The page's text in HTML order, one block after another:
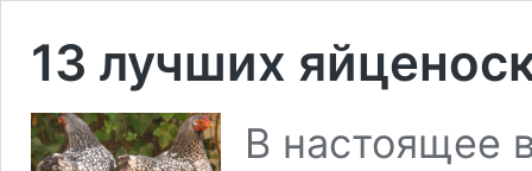
13 лучших
В настоящее